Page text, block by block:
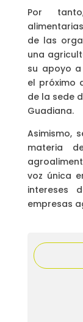
Por
de las
una
su apoyo
el próximo
de la sede
Guadiana.
Asimismo,
materia
voz única
intereses
empresas